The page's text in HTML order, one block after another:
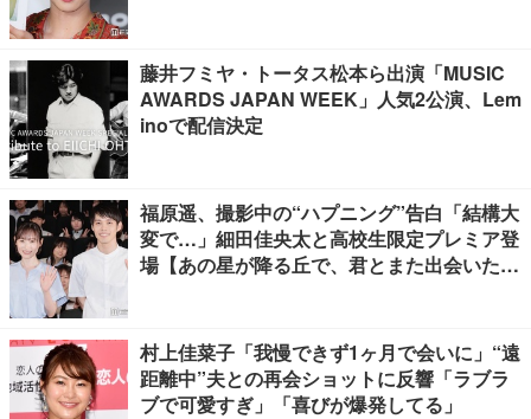
藤井フミヤ・トータス松本ら出演「MUSIC
AWARDS JAPAN WEEK」人気2公演、Lem
inoで配信決定
福原遥、撮影中の“ハプニング”告白「結構大
変で…」細田佳央太と高校生限定プレミア登
場【あの星が降る丘で、君とまた出会いた
村上佳菜子「我慢できず1ヶ月で会いに」“遠
距離中”夫との再会ショットに反響「ラブラ
ブで可愛すぎ」「喜びが爆発してる」